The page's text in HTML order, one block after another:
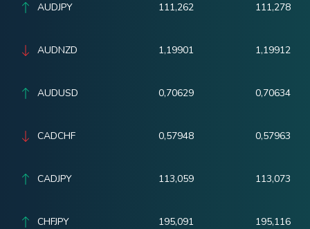
AUDJPY 111,262 111,278
AUDNZD 1,19901 1,19912
AUDUSD 0,70629 0,70634
CADCHF 0,57948 0,57963
CADJPY 113,059 113,073
CHFJPY 195,091 195,116